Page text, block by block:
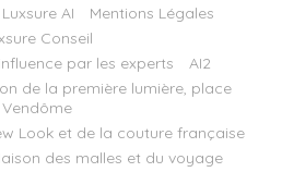
Luxsure AI
Mentions Légales
Conseil
par les experts
AI2
de la première lumière, place
Vendôme
Look et de la couture française
des malles et du voyage